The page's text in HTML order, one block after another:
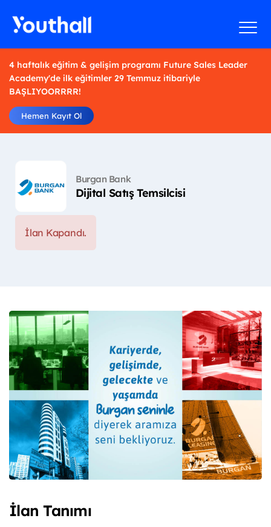
4 haftalık eğitim & gelişim programı Future Sales Leader
Academy'de ilk eğitimler 29 Temmuz itibariyle
BAŞLIYOORRRR!
Hemen Kayıt Ol
Burgan Bank
Dijital Satış Temsilcisi
İlan Kapandı.
İlan Tanımı